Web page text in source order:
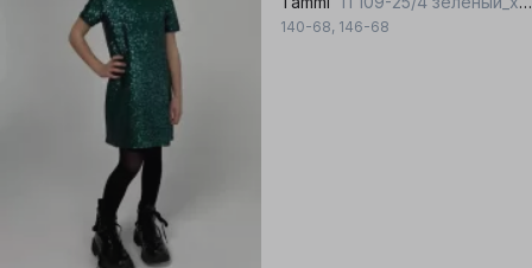
140-68, 146-68